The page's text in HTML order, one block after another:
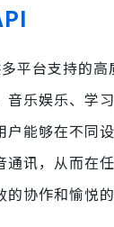
平台支持的高
音乐娱乐、学
能够在不同设
通讯，从而在
协作和愉悦的